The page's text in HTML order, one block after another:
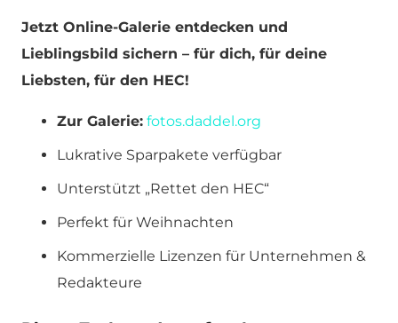
Jetzt Online-Galerie entdecken und
Lieblingsbild sichern – für dich, für deine
Liebsten, für den HEC!
Zur Galerie: fotos.daddel.org
Lukrative Sparpakete verfügbar
Unterstützt „Rettet den HEC“
Perfekt für Weihnachten
Kommerzielle Lizenzen für Unternehmen &
Redakteure